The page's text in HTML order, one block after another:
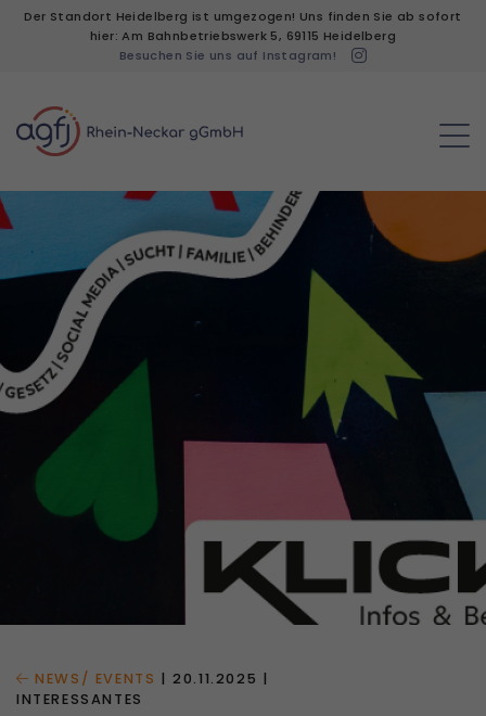
Der Standort Heidelberg ist umgezogen! Uns finden Sie ab sofort
hier: Am Bahnbetriebswerk 5, 69115 Heidelberg
Besuchen Sie uns auf Instagram!
NEWS/ EVENTS |20.11.2025 |
INTERESSANTES